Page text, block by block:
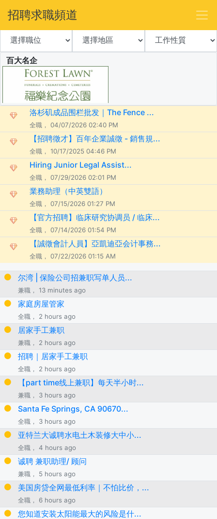
招聘求職頻道
百大名企
洛杉矶成品围栏批发｜The Fence ...
全職， 04/07/2026 02:40 PM
【招聘徵才】百年企業誠徵 - 銷售規...
全職， 10/17/2025 04:46 PM
Hiring Junior Legal Assist...
全職， 07/29/2026 02:01 PM
業務助理（中英雙語）
全職， 07/15/2026 01:27 PM
【官方招聘】临床研究协调员 / 临床...
全職， 07/14/2026 01:54 PM
【誠徵會計人員】亞凱迪亞会计事務...
全職， 07/22/2026 01:15 AM
尔湾 | 保险公司招兼职写单人员...
兼職， 13 minutes ago
家庭房屋管家
全職， 2 hours ago
居家手工兼职
兼職， 2 hours ago
招聘｜居家手工兼职
全職， 2 hours ago
【part time线上兼职】每天半小时...
兼職， 3 hours ago
Santa Fe Springs, CA 90670...
全職， 3 hours ago
亚特兰大诚聘水电土木装修大中小...
全職， 4 hours ago
诚聘 兼职助理/ 顾问
兼職， 5 hours ago
美国房贷全网最低利率｜不怕比价，...
全職， 6 hours ago
您知道安装太阳能最大的风险是什...